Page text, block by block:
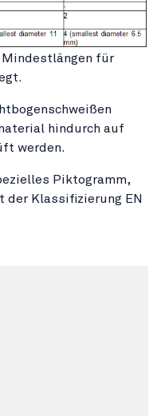
Mindestlängen für
hindurch auf
werden.
Piktogramm,
der Klassifizierung EN